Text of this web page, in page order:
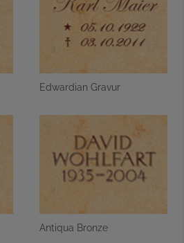
Edwardian Gravur
Antiqua Bronze